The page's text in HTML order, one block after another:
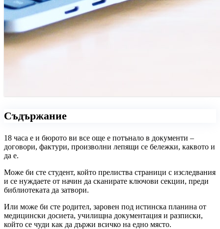
Съдържание
18 часа е и бюрото ви все още е потънало в документи –
договори, фактури, произволни лепящи се бележки, каквото и
да е.
Може би сте студент, който прелиства страници с изследвания
и се нуждаете от начин да сканирате ключови секции, преди
библиотеката да затвори.
Или може би сте родител, заровен под истинска планина от
медицински досиета, училищна документация и разписки,
който се чуди как да държи всичко на едно място.